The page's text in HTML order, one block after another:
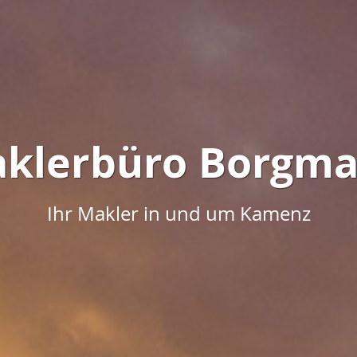
Ihr Makler in und um Kamenz